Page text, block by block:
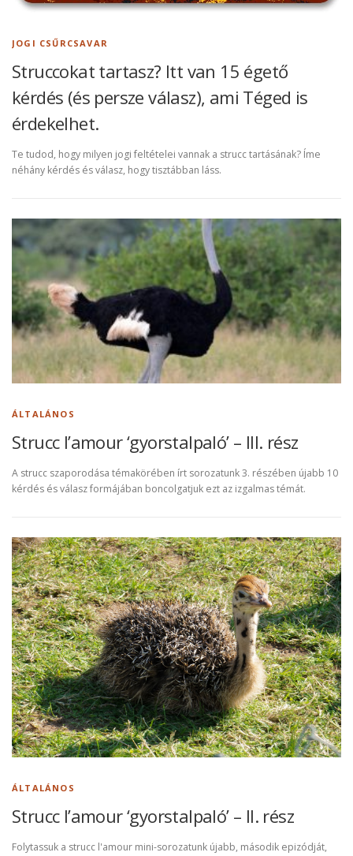
JOGI CSŰRCSAVAR
Struccokat tartasz? Itt van 15 égető
kérdés (és persze válasz), ami Téged is
érdekelhet.
Te tudod, hogy milyen jogi feltételei vannak a strucc tartásának? Íme
néhány kérdés és válasz, hogy tisztábban láss.
ÁLTALÁNOS
Strucc l’amour ‘gyorstalpaló’ – III. rész
A strucc szaporodása témakörében írt sorozatunk 3. részében újabb 10
kérdés és válasz formájában boncolgatjuk ezt az izgalmas témát.
ÁLTALÁNOS
Strucc I’amour ‘gyorstalpaló’ – II. rész
Folytassuk a strucc l'amour mini-sorozatunk újabb, második epizódját,